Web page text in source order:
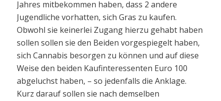
Jahres mitbekommen haben, dass 2 andere
Jugendliche vorhatten, sich Gras zu kaufen.
Obwohl sie keinerlei Zugang hierzu gehabt haben
sollen sollen sie den Beiden vorgespiegelt haben,
sich Cannabis besorgen zu können und auf diese
Weise den beiden Kaufinteressenten Euro 100
abgeluchst haben, – so jedenfalls die Anklage.
Kurz darauf sollen sie nach demselben